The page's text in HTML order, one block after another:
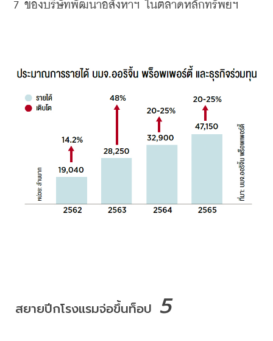
7 ของบริษัทพัฒนาอสังหาฯ ในตลาดหลักทรัพย์ฯ
สยายปีกโรงแรมจ่อขึ้นท็อป 5